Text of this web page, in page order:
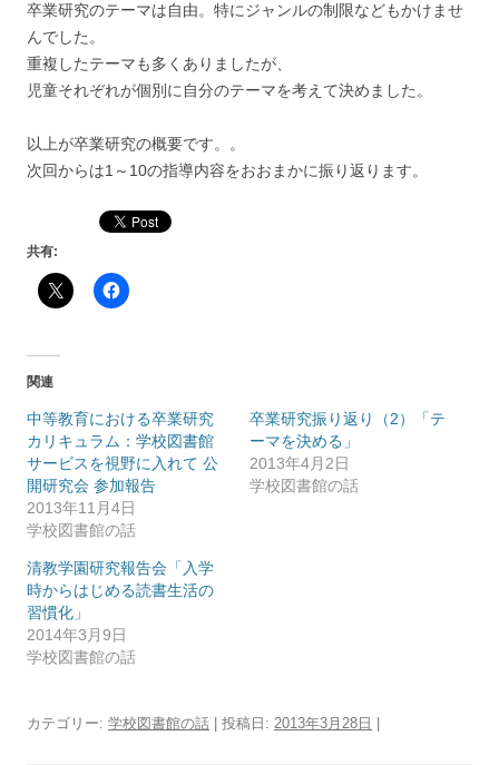
卒業研究のテーマは自由。特にジャンルの制限などもかけませ
んでした。
重複したテーマも多くありましたが、
児童それぞれが個別に自分のテーマを考えて決めました。
以上が卒業研究の概要です。。
次回からは1～10の指導内容をおおまかに振り返ります。
共有:
関連
中等教育における卒業研究
カリキュラム：学校図書館
サービスを視野に入れて 公
開研究会 参加報告
2013年11月4日
学校図書館の話
卒業研究振り返り（2）「テ
ーマを決める」
2013年4月2日
学校図書館の話
清教学園研究報告会「入学
時からはじめる読書生活の
習慣化」
2014年3月9日
学校図書館の話
カテゴリー: 学校図書館の話 | 投稿日: 2013年3月28日